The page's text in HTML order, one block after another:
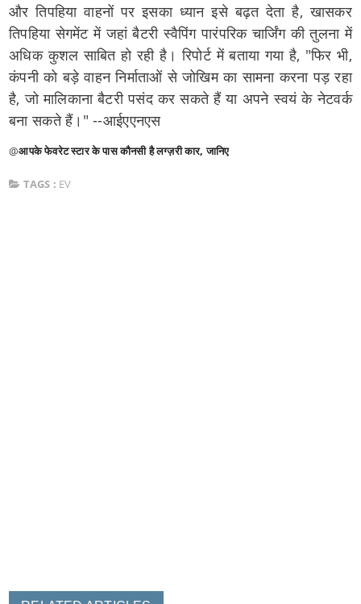
और तिपहिया वाहनों पर इसका ध्यान इसे बढ़त देता है, खासकर
तिपहिया सेगमेंट में जहां बैटरी स्वैपिंग पारंपरिक चार्जिंग की तुलना में
अधिक कुशल साबित हो रही है। रिपोर्ट में बताया गया है, "फिर भी,
कंपनी को बड़े वाहन निर्माताओं से जोखिम का सामना करना पड़ रहा
है, जो मालिकाना बैटरी पसंद कर सकते हैं या अपने स्वयं के नेटवर्क
बना सकते हैं।" --आईएएनएस
@आपके फेवरेट स्टार के पास कौनसी है लग्ज़री कार, जानिए
TAGS : EV